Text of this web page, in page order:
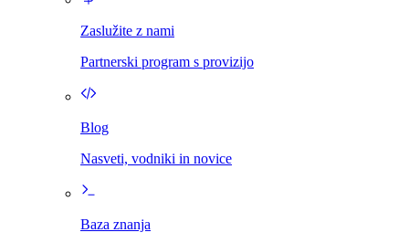
Zaslužite z nami
Partnerski program s provizijo
Blog
Nasveti, vodniki in novice
Baza znanja